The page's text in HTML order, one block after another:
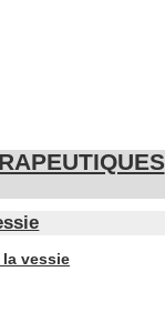
la vessie